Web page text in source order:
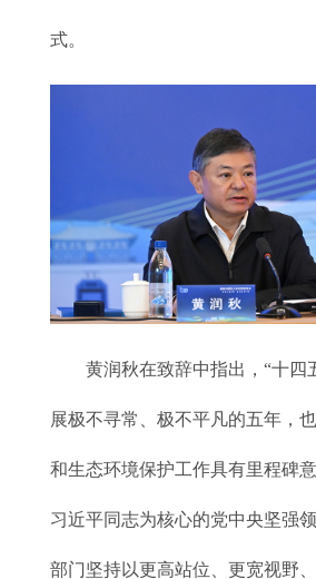
式。
黄润秋在致辞中指出，“十四
展极不寻常、极不平凡的五年，
和生态环境保护工作具有里程碑
习近平同志为核心的党中央坚强
部门坚持以更高站位、更宽视野